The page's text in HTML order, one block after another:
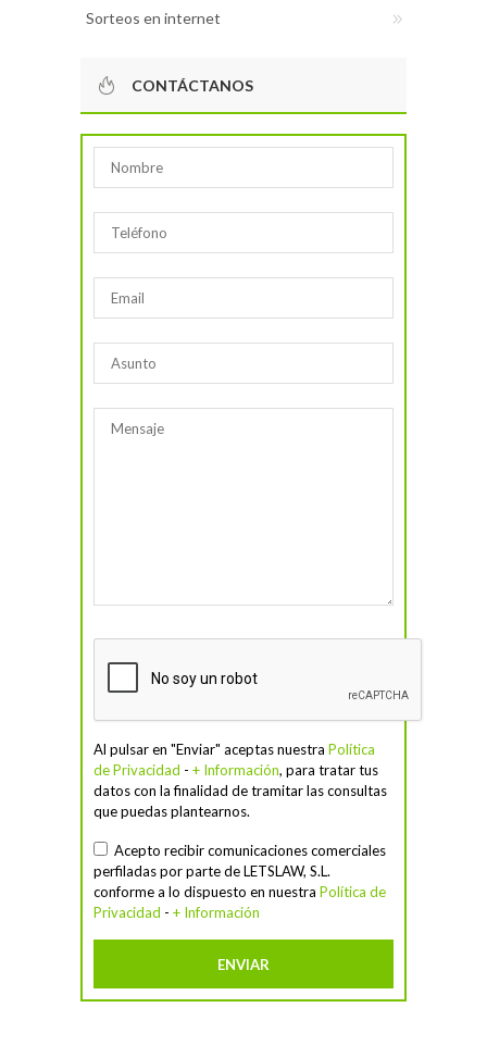
Sorteos en internet
CONTÁCTANOS
Al pulsar en "Enviar" aceptas nuestra Política
de Privacidad - + Información, para tratar tus
datos con la finalidad de tramitar las consultas
que puedas plantearnos.
Acepto recibir comunicaciones comerciales
perfiladas por parte de LETSLAW, S.L.
conforme a lo dispuesto en nuestra Política de
Privacidad - + Información